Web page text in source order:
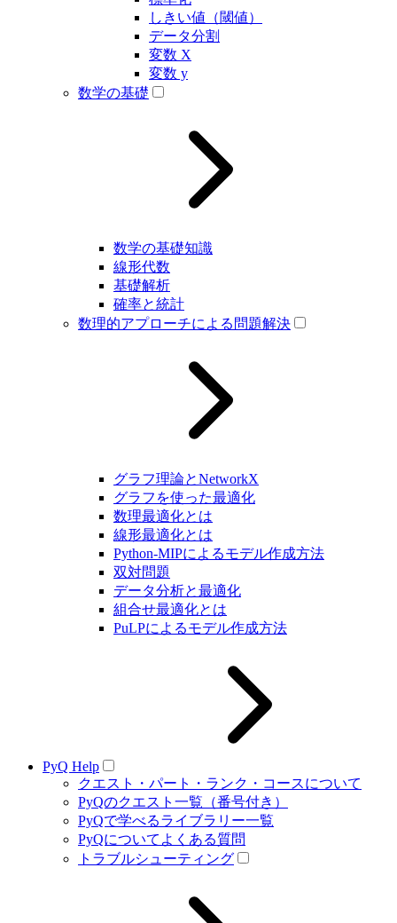
しきい値（閾値）
データ分割
変数 X
変数 y
数学の基礎
数学の基礎知識
線形代数
基礎解析
確率と統計
数理的アプローチによる問題解決
グラフ理論とNetworkX
グラフを使った最適化
数理最適化とは
線形最適化とは
Python-MIPによるモデル作成方法
双対問題
データ分析と最適化
組合せ最適化とは
PuLPによるモデル作成方法
PyQ Help
クエスト・パート・ランク・コースについて
PyQのクエスト一覧（番号付き）
PyQで学べるライブラリー一覧
PyQについてよくある質問
トラブルシューティング